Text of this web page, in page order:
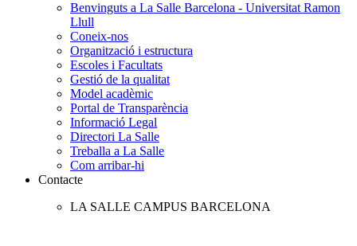
Benvinguts a La Salle Barcelona - Universitat Ramon
Llull
Coneix-nos
Organització i estructura
Escoles i Facultats
Gestió de la qualitat
Model acadèmic
Portal de Transparència
Informació Legal
Directori La Salle
Treballa a La Salle
Com arribar-hi
Contacte
LA SALLE CAMPUS BARCELONA